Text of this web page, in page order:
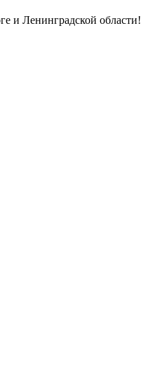
и Ленинградской области!